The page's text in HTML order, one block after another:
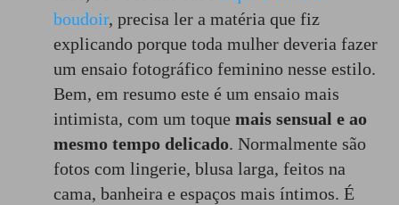
boudoir, precisa ler a matéria que fiz
explicando porque toda mulher deveria fazer
um ensaio fotográfico feminino nesse estilo.
Bem, em resumo este é um ensaio mais
intimista, com um toque mais sensual e ao
mesmo tempo delicado. Normalmente são
fotos com lingerie, blusa larga, feitos na
cama, banheira e espaços mais íntimos. É